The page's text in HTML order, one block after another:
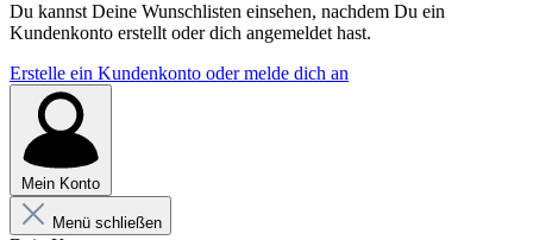
Du kannst Deine Wunschlisten einsehen, nachdem Du ein
Kundenkonto erstellt oder dich angemeldet hast.
Erstelle ein Kundenkonto oder melde dich an
Mein Konto
Menü schließen